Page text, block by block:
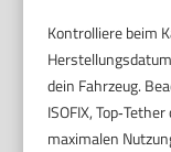
Kontrolliere beim
dein Fahrzeug.
ISOFIX,
maximalen